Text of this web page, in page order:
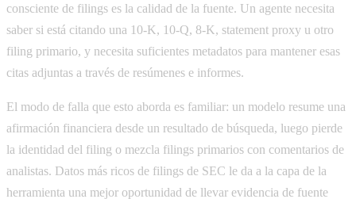
consciente de filings es la calidad de la fuente. Un agente necesita
saber si está citando una 10-K, 10-Q, 8-K, statement proxy u otro
filing primario, y necesita suficientes metadatos para mantener esas
citas adjuntas a través de resúmenes e informes.
El modo de falla que esto aborda es familiar: un modelo resume una
afirmación financiera desde un resultado de búsqueda, luego pierde
la identidad del filing o mezcla filings primarios con comentarios de
analistas. Datos más ricos de filings de SEC le da a la capa de la
herramienta una mejor oportunidad de llevar evidencia de fuente